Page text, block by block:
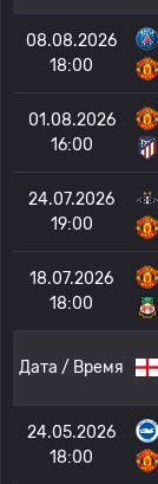
08.08.2026
18:00
01.08.2026
16:00
24.07.2026
19:00
18.07.2026
18:00
Дата / Время
24.05.2026
18:00